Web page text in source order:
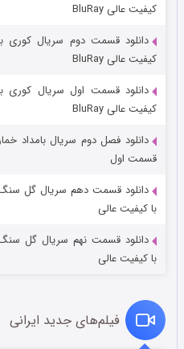
قسمت ۶ (زیرنویس) منتشر شد
کیفیت عالی BluRay
دانلود قسمت دوم سریال کوری
کیفیت عالی BluRay
دانلود قسمت اول سریال کوری
کیفیت عالی BluRay
دانلود فصل دوم سریال بامداد
قسمت اول
دانلود قسمت دهم سریال گل
با کیفیت عالی
دانلود قسمت نهم سریال گل
با کیفیت عالی
فیلم‌های جدید ایرانی